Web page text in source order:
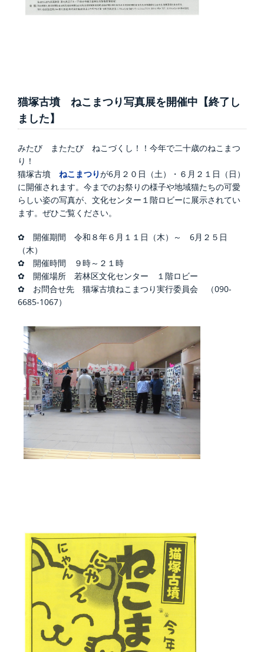
猫塚古墳 ねこまつり写真展を開催中【終了し
ました】
みたび またたび ねこづくし！！今年で二十歳のねこまつ
り！
猫塚古墳 ねこまつりが6月２０日（土）・６月２１日（日）
に開催されます。今までのお祭りの様子や地域猫たちの可愛
らしい姿の写真が、文化センター１階ロビーに展示されてい
ます。ぜひご覧ください。
✿ 開催期間 令和８年６月１１日（木）～ 6月２５日
（木）
✿ 開催時間 ９時～２１時
✿ 開催場所 若林区文化センター １階ロビー
✿ お問合せ先 猫塚古墳ねこまつり実行委員会 （090-
6685-1067）